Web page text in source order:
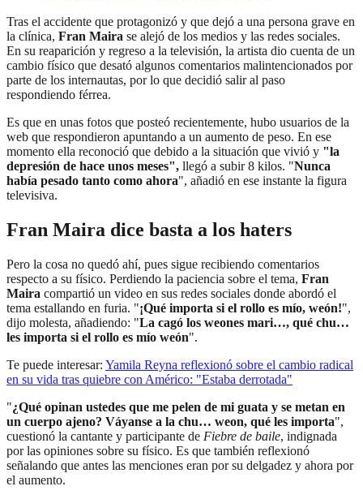
Tras el accidente que protagonizó y que dejó a una persona grave en
la clínica, Fran Maira se alejó de los medios y las redes sociales.
En su reaparición y regreso a la televisión, la artista dio cuenta de un
cambio físico que desató algunos comentarios malintencionados por
parte de los internautas, por lo que decidió salir al paso
respondiendo férrea.
Es que en unas fotos que posteó recientemente, hubo usuarios de la
web que respondieron apuntando a un aumento de peso. En ese
momento ella reconoció que debido a la situación que vivió y "la
depresión de hace unos meses", llegó a subir 8 kilos. "Nunca
había pesado tanto como ahora", añadió en ese instante la figura
televisiva.
Fran Maira dice basta a los haters
Pero la cosa no quedó ahí, pues sigue recibiendo comentarios
respecto a su físico. Perdiendo la paciencia sobre el tema, Fran
Maira compartió un video en sus redes sociales donde abordó el
tema estallando en furia. "¡Qué importa si el rollo es mío, weón!",
dijo molesta, añadiendo: "La cagó los weones mari…, qué chu…
les importa si el rollo es mío weón".
Te puede interesar: Yamila Reyna reflexionó sobre el cambio radical
en su vida tras quiebre con Américo: "Estaba derrotada"
"¿Qué opinan ustedes que me pelen de mi guata y se metan en
un cuerpo ajeno? Váyanse a la chu… weon, qué les importa",
cuestionó la cantante y participante de Fiebre de baile, indignada
por las opiniones sobre su físico. Es que también reflexionó
señalando que antes las menciones eran por su delgadez y ahora por
el aumento.